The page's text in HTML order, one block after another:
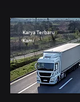
Karya Terbaru
Kami